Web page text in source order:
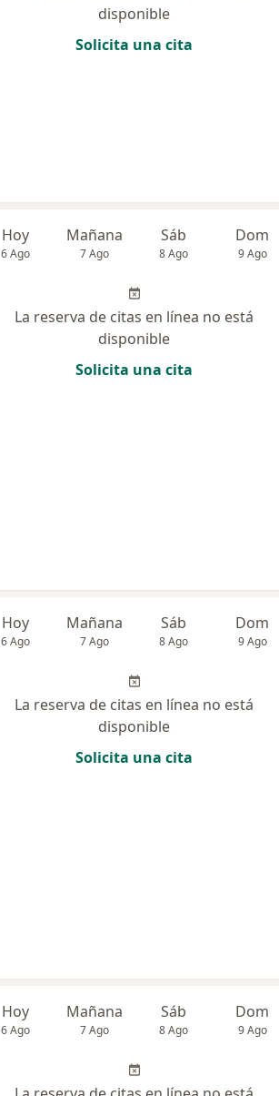
disponible
Solicita una cita
Hoy
6 Ago
Mañana
7 Ago
Sáb
8 Ago
Dom
9 Ago
La reserva de citas en línea no está
disponible
Solicita una cita
Hoy
6 Ago
Mañana
7 Ago
Sáb
8 Ago
Dom
9 Ago
La reserva de citas en línea no está
disponible
Solicita una cita
Hoy
6 Ago
Mañana
7 Ago
Sáb
8 Ago
Dom
9 Ago